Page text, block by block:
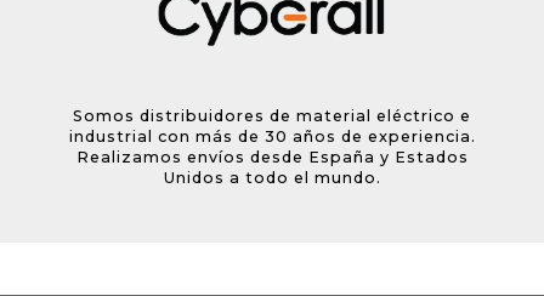
Somos distribuidores de material eléctrico e
industrial con más de 30 años de experiencia.
Realizamos envíos desde España y Estados
Unidos a todo el mundo.